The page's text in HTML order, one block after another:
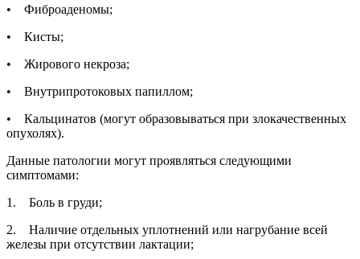
• Фиброаденомы;
• Кисты;
• Жирового некроза;
• Внутрипротоковых папиллом;
• Кальцинатов (могут образовываться при злокачественных
опухолях).
Данные патологии могут проявляться следующими
симптомами:
1. Боль в груди;
2. Наличие отдельных уплотнений или нагрубание всей
железы при отсутствии лактации;